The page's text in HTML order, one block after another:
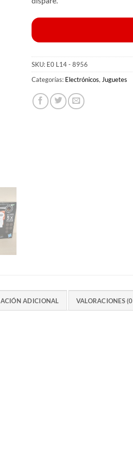
SKU: E0 L14 - 8956
Categorías: Electrónicos, Juguetes
ADICIONAL VALORACIONES